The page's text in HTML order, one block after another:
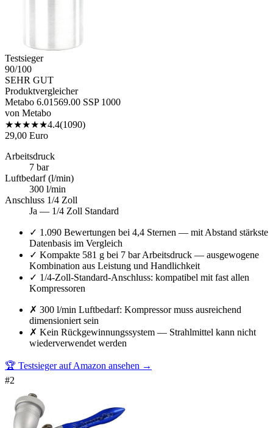
Testsieger
90/100
SEHR GUT
Produktvergleicher
Metabo 6.01569.00 SSP 1000
von Metabo
★★★★★4.4(1090)
29,00 Euro
Arbeitsdruck
7 bar
Luftbedarf (l/min)
300 l/min
Anschluss 1/4 Zoll
Ja — 1/4 Zoll Standard
✓ 1.090 Bewertungen bei 4,4 Sternen — mit Abstand stärkste
Datenbasis im Vergleich
✓ Kompakte 581 g bei 7 bar Arbeitsdruck — ausgewogene
Kombination aus Leistung und Handlichkeit
✓ 1/4-Zoll-Standard-Anschluss: kompatibel mit fast allen
Kompressoren
✗ 300 l/min Luftbedarf: Kompressor muss ausreichend
dimensioniert sein
✗ Kein Rückgewinnungssystem — Strahlmittel kann nicht
wiederverwendet werden
🏆 Testsieger auf Amazon ansehen →
#2